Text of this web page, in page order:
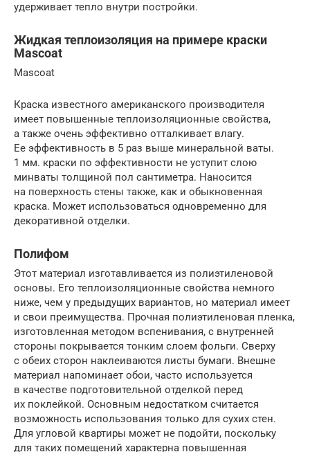
удерживает тепло внутри постройки.
Жидкая теплоизоляция на примере краски
Mascoat
Mascoat
Краска известного американского производителя
имеет повышенные теплоизоляционные свойства,
а также очень эффективно отталкивает влагу.
Ее эффективность в 5 раз выше минеральной ваты.
1 мм. краски по эффективности не уступит слою
минваты толщиной пол сантиметра. Наносится
на поверхность стены также, как и обыкновенная
краска. Может использоваться одновременно для
декоративной отделки.
Полифом
Этот материал изготавливается из полиэтиленовой
основы. Его теплоизоляционные свойства немного
ниже, чем у предыдущих вариантов, но материал имеет
и свои преимущества. Прочная полиэтиленовая пленка,
изготовленная методом вспенивания, с внутренней
стороны покрывается тонким слоем фольги. Сверху
с обеих сторон наклеиваются листы бумаги. Внешне
материал напоминает обои, часто используется
в качестве подготовительной отделкой перед
их поклейкой. Основным недостатком считается
возможность использования только для сухих стен.
Для угловой квартиры может не подойти, поскольку
для таких помещений характерна повышенная